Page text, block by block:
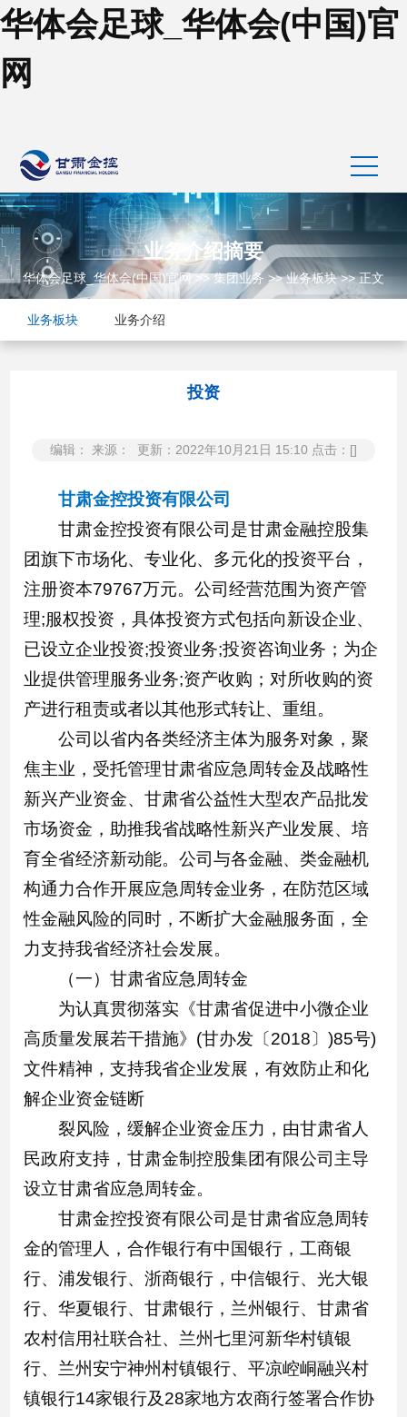
华体会足球_华体会(中国)官
网
业务介绍摘要
华体会足球_华体会(中国)官网>>集团业务 >>业务板块>> 正文
业务板块 业务介绍
投资
编辑： 来源： 更新：2022年10月21日 15:10 点击：[]
甘肃金控投资有限公司
甘肃金控投资有限公司是甘肃金融控股集
团旗下市场化、专业化、多元化的投资平台，
注册资本79767万元。公司经营范围为资产管
理;服权投资，具体投资方式包括向新设企业、
已设立企业投资;投资业务;投资咨询业务；为企
业提供管理服务业务;资产收购；对所收购的资
产进行租责或者以其他形式转让、重组。
公司以省内各类经济主体为服务对象，聚
焦主业，受托管理甘肃省应急周转金及战略性
新兴产业资金、甘肃省公益性大型农产品批发
市场资金，助推我省战略性新兴产业发展、培
育全省经济新动能。公司与各金融、类金融机
构通力合作开展应急周转金业务，在防范区域
性金融风险的同时，不断扩大金融服务面，全
力支持我省经济社会发展。
（一）甘肃省应急周转金
为认真贯彻落实《甘肃省促进中小微企业
高质量发展若干措施》(甘办发〔2018〕)85号)
文件精神，支持我省企业发展，有效防止和化
解企业资金链断
裂风险，缓解企业资金压力，由甘肃省人
民政府支持，甘肃金制控股集团有限公司主导
设立甘肃省应急周转金。
甘肃金控投资有限公司是甘肃省应急周转
金的管理人，合作银行有中国银行，工商银
行、浦发银行、浙商银行，中信银行、光大银
行、华夏银行、甘肃银行，兰州银行、甘肃省
农村信用社联合社、兰州七里河新华村镇银
行、兰州安宁神州村镇银行、平凉崆峒融兴村
镇银行14家银行及28家地方农商行签署合作协